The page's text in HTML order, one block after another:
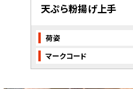
天ぷら粉揚げ上手
荷姿
マークコード